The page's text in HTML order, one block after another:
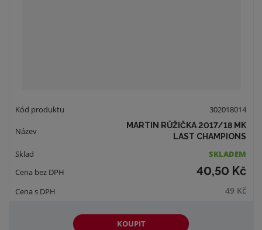
302018014
MARTIN RŮŽIČKA 2017/18 MK
LAST CHAMPIONS
SKLADEM
40,50 Kč
49 Kč
KOUPIT